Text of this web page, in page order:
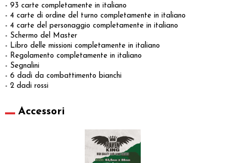
- 93 carte completamente in italiano
- 4 carte di ordine del turno completamente in italiano
- 4 carte del personaggio completamente in italiano
- Schermo del Master
- Libro delle missioni completamente in italiano
- Regolamento completamente in italiano
- Segnalini
- 6 dadi da combattimento bianchi
- 2 dadi rossi
Accessori